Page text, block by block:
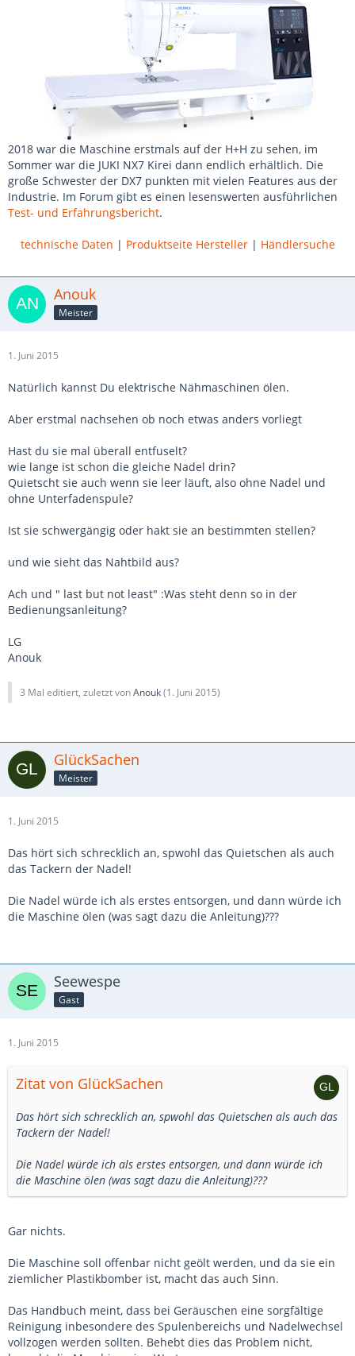
2018 war die Maschine erstmals auf der H+H zu sehen, im
Sommer war die JUKI NX7 Kirei dann endlich erhältlich. Die
große Schwester der DX7 punkten mit vielen Features aus der
Industrie. Im Forum gibt es einen lesenswerten ausführlichen
Test- und Erfahrungsbericht.
technische Daten | Produktseite Hersteller| Händlersuche
Anouk
Meister
1. Juni 2015
Natürlich kannst Du elektrische Nähmaschinen ölen.
Aber erstmal nachsehen ob noch etwas anders vorliegt
Hast du sie mal überall entfuselt?
wie lange ist schon die gleiche Nadel drin?
Quietscht sie auch wenn sie leer läuft, also ohne Nadel und
ohne Unterfadenspule?
Ist sie schwergängig oder hakt sie an bestimmten stellen?
und wie sieht das Nahtbild aus?
Ach und " last but not least" :Was steht denn so in der
Bedienungsanleitung?
LG
Anouk
3 Mal editiert, zuletzt vonAnouk(1. Juni 2015)
GlückSachen
Meister
1. Juni 2015
Das hört sich schrecklich an, spwohl das Quietschen als auch
das Tackern der Nadel!
Die Nadel würde ich als erstes entsorgen, und dann würde ich
die Maschine ölen (was sagt dazu die Anleitung)???
Seewespe
Gast
1. Juni 2015
Zitat von GlückSachen
Das hört sich schrecklich an, spwohl das Quietschen als auch das
Tackern der Nadel!
Die Nadel würde ich als erstes entsorgen, und dann würde ich
die Maschine ölen (was sagt dazu die Anleitung)???
Gar nichts.
Die Maschine soll offenbar nicht geölt werden, und da sie ein
ziemlicher Plastikbomber ist, macht das auch Sinn.
Das Handbuch meint, dass bei Geräuschen eine sorgfältige
Reinigung inbesondere des Spulenbereichs und Nadelwechsel
vollzogen werden sollten. Behebt dies das Problem nicht,